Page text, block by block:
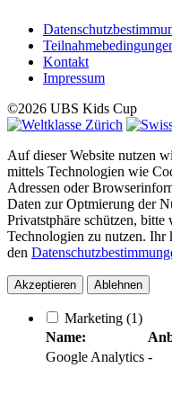
Kontakt
Impressum
©2026 UBS Kids Cup
Auf dieser Website nutzen
mittels Technologien wie
Adressen oder
Daten zur Optmierung der
Privatstphäre schützen,
Technologien zu nutzen. Ihr
den
Akzeptieren Ablehnen
Marketing (1)
Name:
Google Analytics -